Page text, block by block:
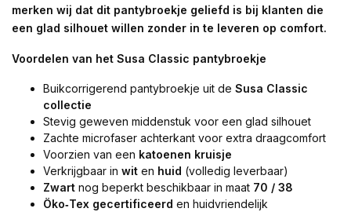
merken wij dat dit pantybroekje geliefd is bij klanten die
een glad silhouet willen zonder in te leveren op comfort.
Voordelen van het Susa Classic pantybroekje
Buikcorrigerend pantybroekje uit de Susa Classic
collectie
Stevig geweven middenstuk voor een glad silhouet
Zachte microfaser achterkant voor extra draagcomfort
Voorzien van een katoenen kruisje
Verkrijgbaar in wit en huid (volledig leverbaar)
Zwart nog beperkt beschikbaar in maat 70 / 38
Öko‑Tex gecertificeerd en huidvriendelijk